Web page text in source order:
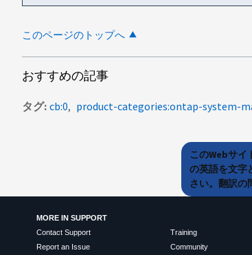
このページのトップへ
おすすめの記事
タグ cb:0 product-categories:ontap-system-
このWebサイ
の英語を文字
さい。翻訳の
MORE IN SUPPORT
Contact Support
Report an Issue
Training
Community